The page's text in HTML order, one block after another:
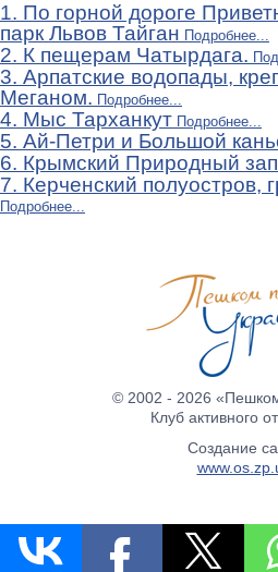
1. По горной дороге
парк Львов Тайган Подробнее...
2. К пещерам Чатырдага.
3. Арпатские водопады,
Меганом. Подробнее...
4. Мыс Тарханкут Подробнее...
5. Ай-Петри и Большой
6. Крымский Природный
7. Керченский полуостров,
Подробнее...
© 2002 - 2026
Клуб активного
Создание